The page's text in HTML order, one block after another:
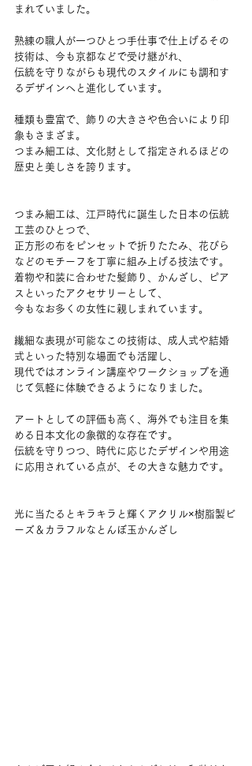
まれていました。
熟練の職人が一つひとつ手仕事で仕上げるその
技術は、今も京都などで受け継がれ、
伝統を守りながらも現代のスタイルにも調和す
るデザインへと進化しています。
種類も豊富で、飾りの大きさや色合いにより印
象もさまざま。
つまみ細工は、文化財として指定されるほどの
歴史と美しさを誇ります。
つまみ細工は、江戸時代に誕生した日本の伝統
工芸のひとつで、
正方形の布をピンセットで折りたたみ、花びら
などのモチーフを丁寧に組み上げる技法です。
着物や和装に合わせた髪飾り、かんざし、ピア
スといったアクセサリーとして、
今もなお多くの女性に親しまれています。
繊細な表現が可能なこの技術は、成人式や結婚
式といった特別な場面でも活躍し、
現代ではオンライン講座やワークショップを通
じて気軽に体験できるようになりました。
アートとしての評価も高く、海外でも注目を集
める日本文化の象徴的な存在です。
伝統を守りつつ、時代に応じたデザインや用途
に応用されている点が、その大きな魅力です。
光に当たるとキラキラと輝くアクリル×樹脂製ビ
ーズ＆カラフルなとんぼ玉かんざし